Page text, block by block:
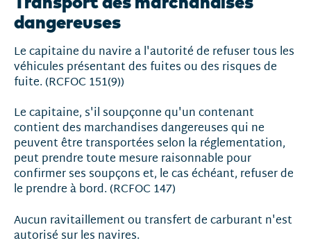
dangereuses
Le capitaine du navire a l'autorité de refuser tous les
véhicules présentant des fuites ou des risques de
fuite. (RCFOC 151(9))
Le capitaine, s'il soupçonne qu'un contenant
contient des marchandises dangereuses qui ne
peuvent être transportées selon la réglementation,
peut prendre toute mesure raisonnable pour
confirmer ses soupçons et, le cas échéant, refuser de
le prendre à bord. (RCFOC 147)
Aucun ravitaillement ou transfert de carburant n'est
autorisé sur les navires.